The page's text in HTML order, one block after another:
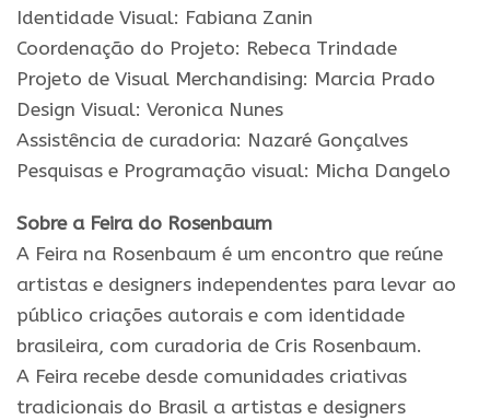
Identidade Visual: Fabiana Zanin
Coordenação do Projeto: Rebeca Trindade
Projeto de Visual Merchandising: Marcia Prado
Design Visual: Veronica Nunes
Assistência de curadoria: Nazaré Gonçalves
Pesquisas e Programação visual: Micha Dangelo
Sobre a Feira do Rosenbaum
A Feira na Rosenbaum é um encontro que reúne
artistas e designers independentes para levar ao
público criações autorais e com identidade
brasileira, com curadoria de Cris Rosenbaum.
A Feira recebe desde comunidades criativas
tradicionais do Brasil a artistas e designers